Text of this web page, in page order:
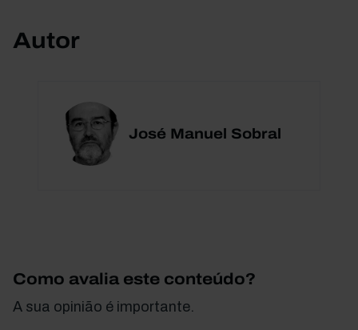
Autor
José Manuel Sobral
Como avalia este conteúdo?
A sua opinião é importante.